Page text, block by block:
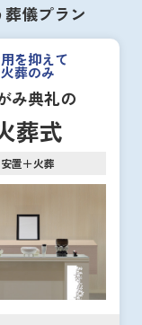
儀プラン
を抑えて
火葬のみ
み典礼の
葬式
安置＋火葬